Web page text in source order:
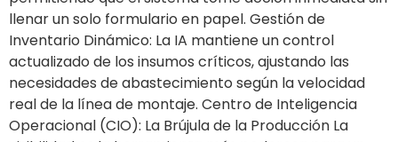
llenar un solo formulario en papel. Gestión de
Inventario Dinámico: La IA mantiene un control
actualizado de los insumos críticos, ajustando las
necesidades de abastecimiento según la velocidad
real de la línea de montaje. Centro de Inteligencia
Operacional (CIO): La Brújula de la Producción La